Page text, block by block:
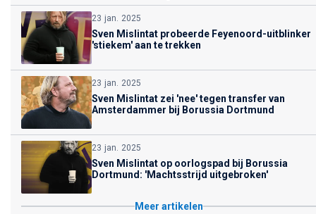
23 jan. 2025
Sven Mislintat probeerde Feyenoord-uitblinker
'stiekem' aan te trekken
23 jan. 2025
Sven Mislintat zei 'nee' tegen transfer van
Amsterdammer bij Borussia Dortmund
23 jan. 2025
Sven Mislintat op oorlogspad bij Borussia
Dortmund: 'Machtsstrijd uitgebroken'
Meer artikelen